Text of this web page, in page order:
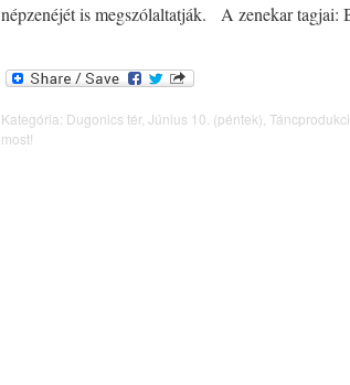
népzenéjét is megszólaltatják. A zenekar tagjai:
Kategória: Dugonics tér, Június 10. (péntek),
most!